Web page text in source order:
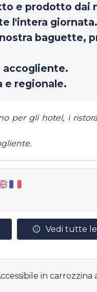
e prodotto
l'intera giornata.
baguette,
accogliente.
e regionale.
per gli hotel, i
Vedi tutte
in